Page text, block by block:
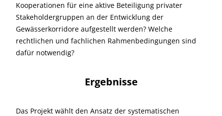
Kooperationen für eine aktive Beteiligung privater
Stakeholdergruppen an der Entwicklung der
Gewässerkorridore aufgestellt werden? Welche
rechtlichen und fachlichen Rahmenbedingungen sind
dafür notwendig?
Ergebnisse
Das Projekt wählt den Ansatz der systematischen